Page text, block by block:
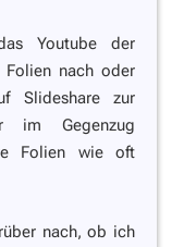
Youtube der
Folien nach oder
Slideshare zur
im Gegenzug
Folien wie oft
nach, ob ich